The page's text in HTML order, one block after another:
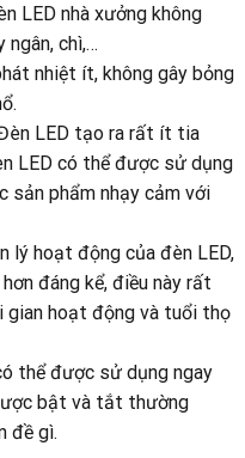
LED nhà xưởng không
chì,…
nhiệt ít, không gây bỏng
LED tạo ra rất ít tia
LED có thể được sử dụng
sản phẩm nhạy cảm với
lý hoạt động của đèn LED,
đáng kể, điều này rất
hoạt động và tuổi thọ
thể được sử dụng ngay
bật và tắt thường
đề gì.